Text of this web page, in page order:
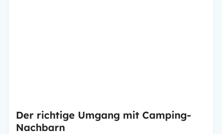
Der richtige Umgang mit Camping-
Nachbarn